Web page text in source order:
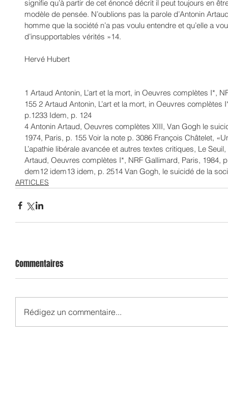
signifie qu’à partir de cet énoncé décrit il peut toujours en
modèle de pensée. N’oublions pas la parole d’Antonin
homme que la société n’a pas voulu entendre et qu’elle a
d’insupportables vérités »14.
Hervé Hubert
1 Artaud Antonin, L’art et la mort, in Oeuvres complètes I*,
155 2 Artaud Antonin, L’art et la mort, in Oeuvres complètes
p.1233 Idem, p. 124
4 Antonin Artaud, Oeuvres complètes XIII, Van Gogh le
1974, Paris, p. 155 Voir la note p. 3086 François Châtelet,
L’apathie libérale avancée et autres textes critiques, Le
Artaud, Oeuvres complètes I*, NRF Gallimard, Paris, 1984,
dem12 idem13 idem, p. 2514 Van Gogh, le suicidé de la
ARTICLES
Commentaires
Rédigez un commentaire...